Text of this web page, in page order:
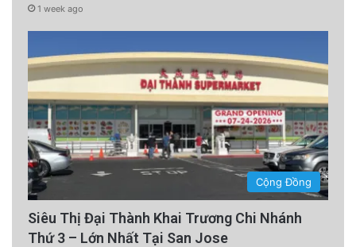
1 week ago
Cộng Đồng
Siêu Thị Đại Thành Khai Trương Chi Nhánh
Thứ 3 – Lớn Nhất Tại San Jose